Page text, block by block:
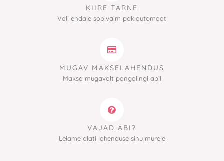
KIIRE TARNE
Vali endale sobivaim pakiautomaat
MUGAV MAKSELAHENDUS
Maksa mugavalt pangalingi abil
VAJAD ABI?
Leiame alati lahenduse sinu murele